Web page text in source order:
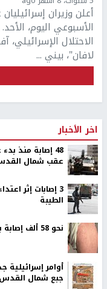
أعلن وزيران
الأسبوعي اليوم،
الاحتلال
لافان"، بيني ...
اخر الأخبار
48 إصابة منذ
عقب شمال
‏3 إصابات إثر
الطيبة
نحو 58 ألف إصابة بجدري الماء في قطاع غزة منذ بداية العام
أوامر إسرائيلية
جبع شمال القدس